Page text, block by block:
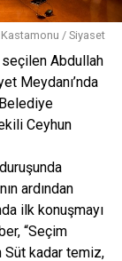
Kastamonu / Siyaset
seçilen Abdullah
Meydanı’nda
Ceyhun
ardından
ilk konuşmayı
“Seçim
Süt kadar temiz,